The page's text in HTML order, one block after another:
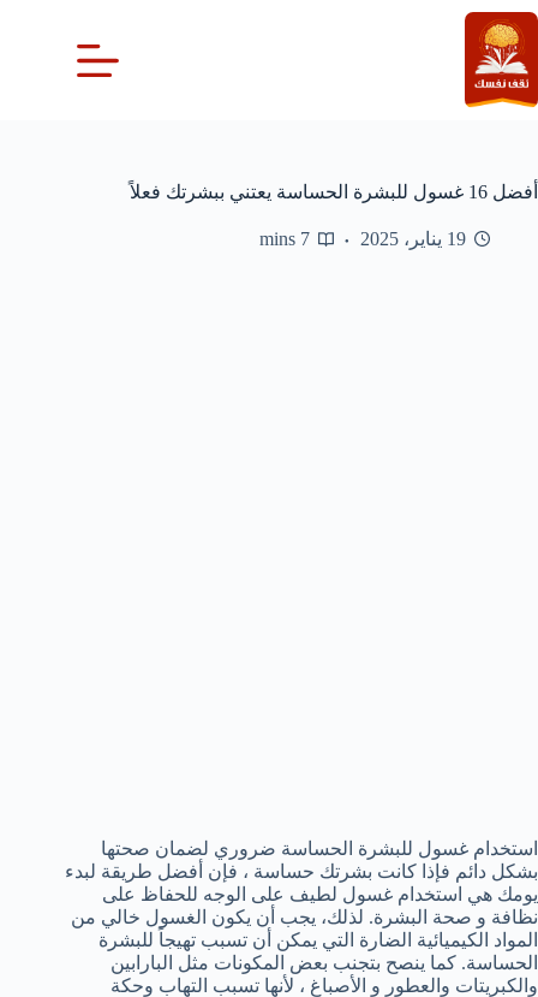
التجاوز
إلى
المحتوى
أفضل 16 غسول للبشرة الحساسة يعتني ببشرتك فعلاً
19 يناير، 2025 7 mins
استخدام غسول للبشرة الحساسة ضروري لضمان صحتها
بشكل دائم فإذا كانت بشرتك حساسة ، فإن أفضل طريقة لبدء
يومك هي استخدام غسول لطيف على الوجه للحفاظ على
نظافة و صحة البشرة. لذلك، يجب أن يكون الغسول خالي من
المواد الكيميائية الضارة التي يمكن أن تسبب تهيجاً للبشرة
الحساسة. كما ينصح بتجنب بعض المكونات مثل البارابين
والكبريتات والعطور و الأصباغ ، لأنها تسبب التهاب وحكة